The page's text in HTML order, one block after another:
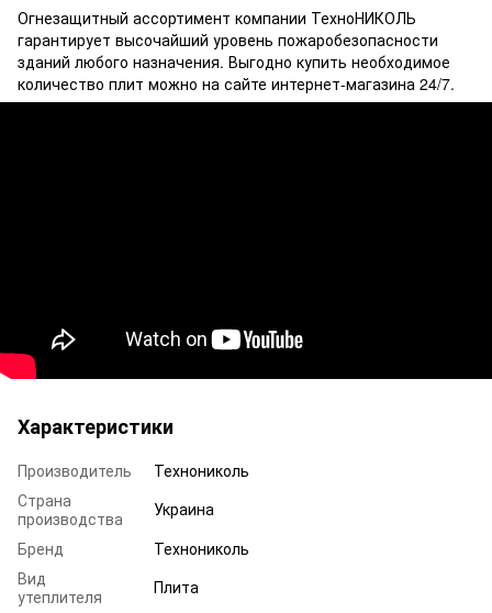
Огнезащитный ассортимент компании ТехноНИКОЛЬ
гарантирует высочайший уровень пожаробезопасности
зданий любого назначения. Выгодно купить необходимое
количество плит можно на сайте интернет-магазина 24/7.
Характеристики
Производитель
Технониколь
Страна
производства
Украина
Бренд
Технониколь
Вид
утеплителя
Плита